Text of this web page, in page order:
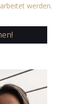
werden.